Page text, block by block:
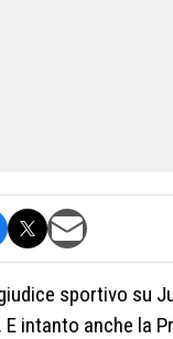
sportivo su
E intanto anche la